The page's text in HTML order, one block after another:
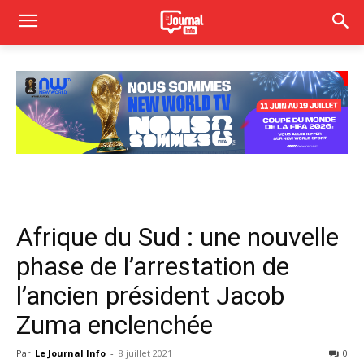
Afrique du Sud : une nouvelle
phase de l’arrestation de
l’ancien président Jacob
Zuma enclenchée
Par Le Journal Info - 8 juillet 2021 0